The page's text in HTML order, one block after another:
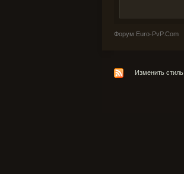
Форум Euro-PvP.Com
Изменить стиль